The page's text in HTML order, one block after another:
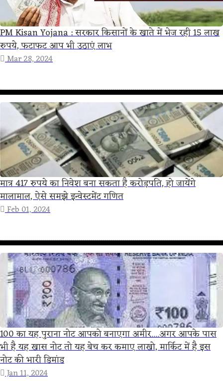
PM Kisan Yojana : सरकार किसानों के खाते में भेज रही 15 लाख
रुपये, फटाफट आप भी उठाएं लाभ
Mar 28, 2024
मात्र 417 रुपये का निवेश बना सकता है करोड़पति, हो जायेंगे
मालामाल, ऐसे समझे इन्वेस्टमेंट गणित
Feb 01, 2024
100 का यह पुराना नोट आपको बनाएगा अमीर....अगर आपके पास
भी है यह खास नोट तो यह बेच कर कमाए लाखो, मार्किट में है इस
नोट की भारी डिमांड
Jan 11, 2024